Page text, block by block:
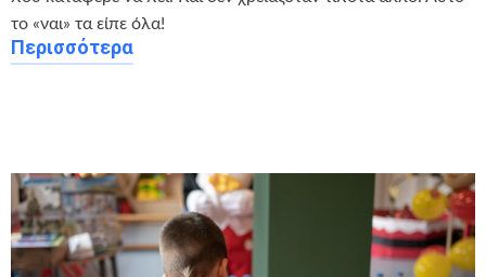
το «ναι» τα είπε όλα!
Περισσότερα